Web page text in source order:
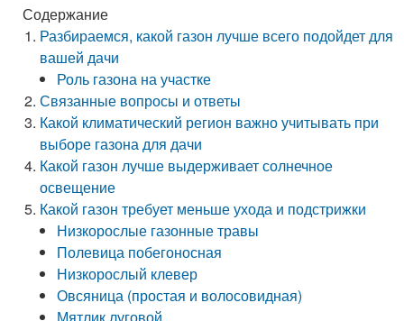
Содержание
Разбираемся, какой газон лучше всего подойдет для
вашей дачи
Роль газона на участке
Связанные вопросы и ответы
Какой климатический регион важно учитывать при
выборе газона для дачи
Какой газон лучше выдерживает солнечное
освещение
Какой газон требует меньше ухода и подстрижки
Низкорослые газонные травы
Полевица побегоносная
Низкорослый клевер
Овсяница (простая и волосовидная)